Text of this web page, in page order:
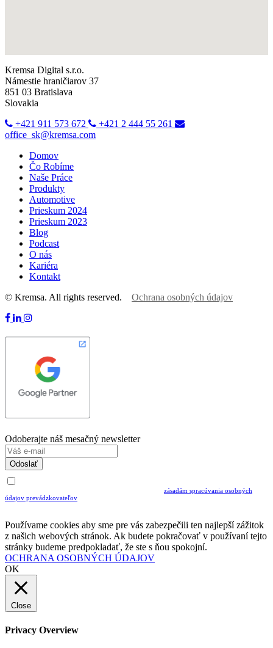
Kremsa Digital s.r.o.
Námestie hraničiarov 37
851 03 Bratislava
Slovakia
+421 911 573 672
+421 2 444 55 261
office_sk@kremsa.com
Domov
Čo Robíme
Naše Práce
Produkty
Automotive
Prieskum 2024
Prieskum 2023
Blog
Podcast
O nás
Kariéra
Kontakt
© Kremsa. All rights reserved. Ochrana osobných údajov
Odoberajte náš mesačný newsletter
Odoslať
zásadám spracúvania osobných
údajov prevádzkovateľov
Používame cookies aby sme pre vás zabezpečili ten najlepší zážitok
z našich webových stránok. Ak budete pokračovať v používaní tejto
stránky budeme predpokladať, že ste s ňou spokojní.
OCHRANA OSOBNÝCH ÚDAJOV
OK
Close
Privacy Overview